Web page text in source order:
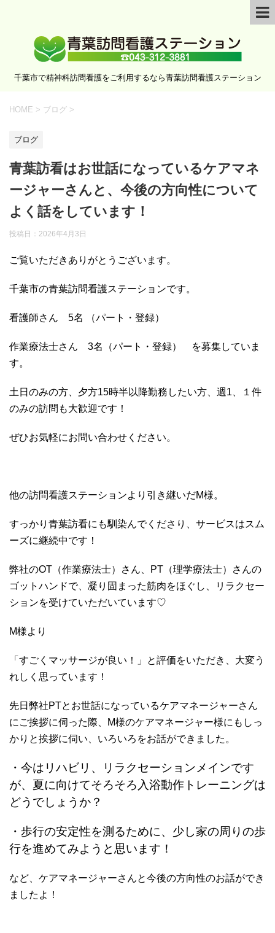
千葉市で精神科訪問看護をご利用するなら青葉訪問看護ステーション
HOME > ブログ >
ブログ
青葉訪看はお世話になっているケアマネ
ージャーさんと、今後の方向性について
よく話をしています！
投稿日： 2026年4月3日
ご覧いただきありがとうございます。
千葉市の青葉訪問看護ステーションです。
看護師さん 5名 （パート・登録）
作業療法士さん 3名（パート・登録） を募集していま
す。
土日のみの方、夕方15時半以降勤務したい方、週1、１件
のみの訪問も大歓迎です！
ぜひお気軽にお問い合わせください。
他の訪問看護ステーションより引き継いだM様。
すっかり青葉訪看にも馴染んでくださり、サービスはスム
ーズに継続中です！
弊社のOT（作業療法士）さん、PT（理学療法士）さんの
ゴットハンドで、凝り固まった筋肉をほぐし、リラクセー
ションを受けていただいています♡
M様より
「すごくマッサージが良い！」と評価をいただき、大変う
れしく思っています！
先日弊社PTとお世話になっているケアマネージャーさん
にご挨拶に伺った際、M様のケアマネージャー様にもしっ
かりと挨拶に伺い、いろいろをお話ができました。
・今はリハビリ、リラクセーションメインです
が、夏に向けてそろそろ入浴動作トレーニングは
どうでしょうか？
・歩行の安定性を測るために、少し家の周りの歩
行を進めてみようと思います！
など、ケアマネージャーさんと今後の方向性のお話ができ
ましたよ！